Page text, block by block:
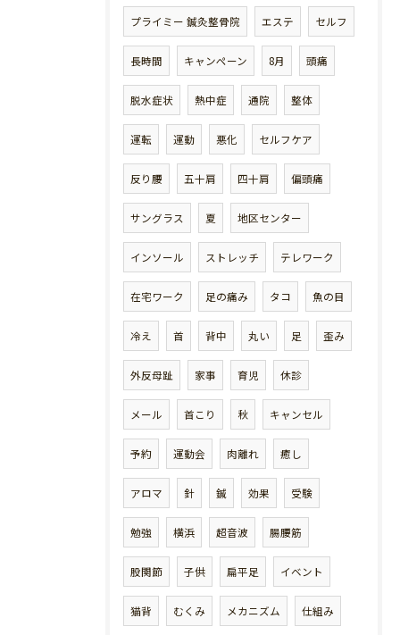
プライミー 鍼灸整骨院 エステ セルフ
長時間 キャンペーン 8月 頭痛
脱水症状 熱中症 通院 整体
運転 運動 悪化 セルフケア
反り腰 五十肩 四十肩 偏頭痛
サングラス 夏 地区センター
インソール ストレッチ テレワーク
在宅ワーク 足の痛み タコ 魚の目
冷え 首 背中 丸い 足 歪み
外反母趾 家事 育児 休診
メール 首こり 秋 キャンセル
予約 運動会 肉離れ 癒し
アロマ 針 鍼 効果 受験
勉強 横浜 超音波 腸腰筋
股関節 子供 扁平足 イベント
猫背 むくみ メカニズム 仕組み